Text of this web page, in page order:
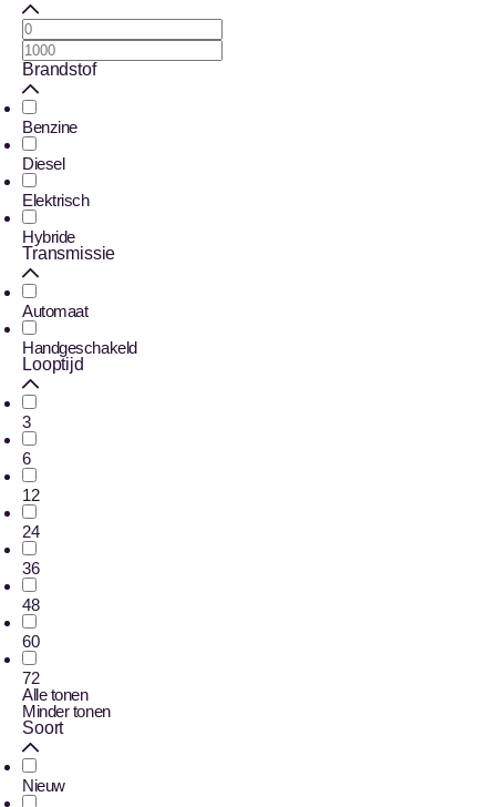
Brandstof
Benzine
Diesel
Elektrisch
Hybride
Transmissie
Automaat
Handgeschakeld
Looptijd
3
6
12
24
36
48
60
72
Alle tonen
Minder tonen
Soort
Nieuw